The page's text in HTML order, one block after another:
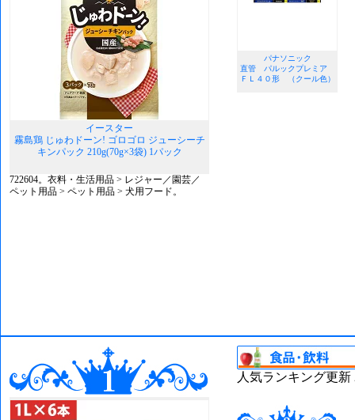
イースター
霧島鶏 じゅわドーン! ゴロゴロ ジューシーチ
キンパック 210g(70g×3袋) 1パック
722604。衣料・生活用品 > レジャー／園芸／
ペット用品 > ペット用品 > 犬用フード。
パナソニック
直管 パルックプレミア
ＦＬ４０形 （クール色）
人気ランキング更新